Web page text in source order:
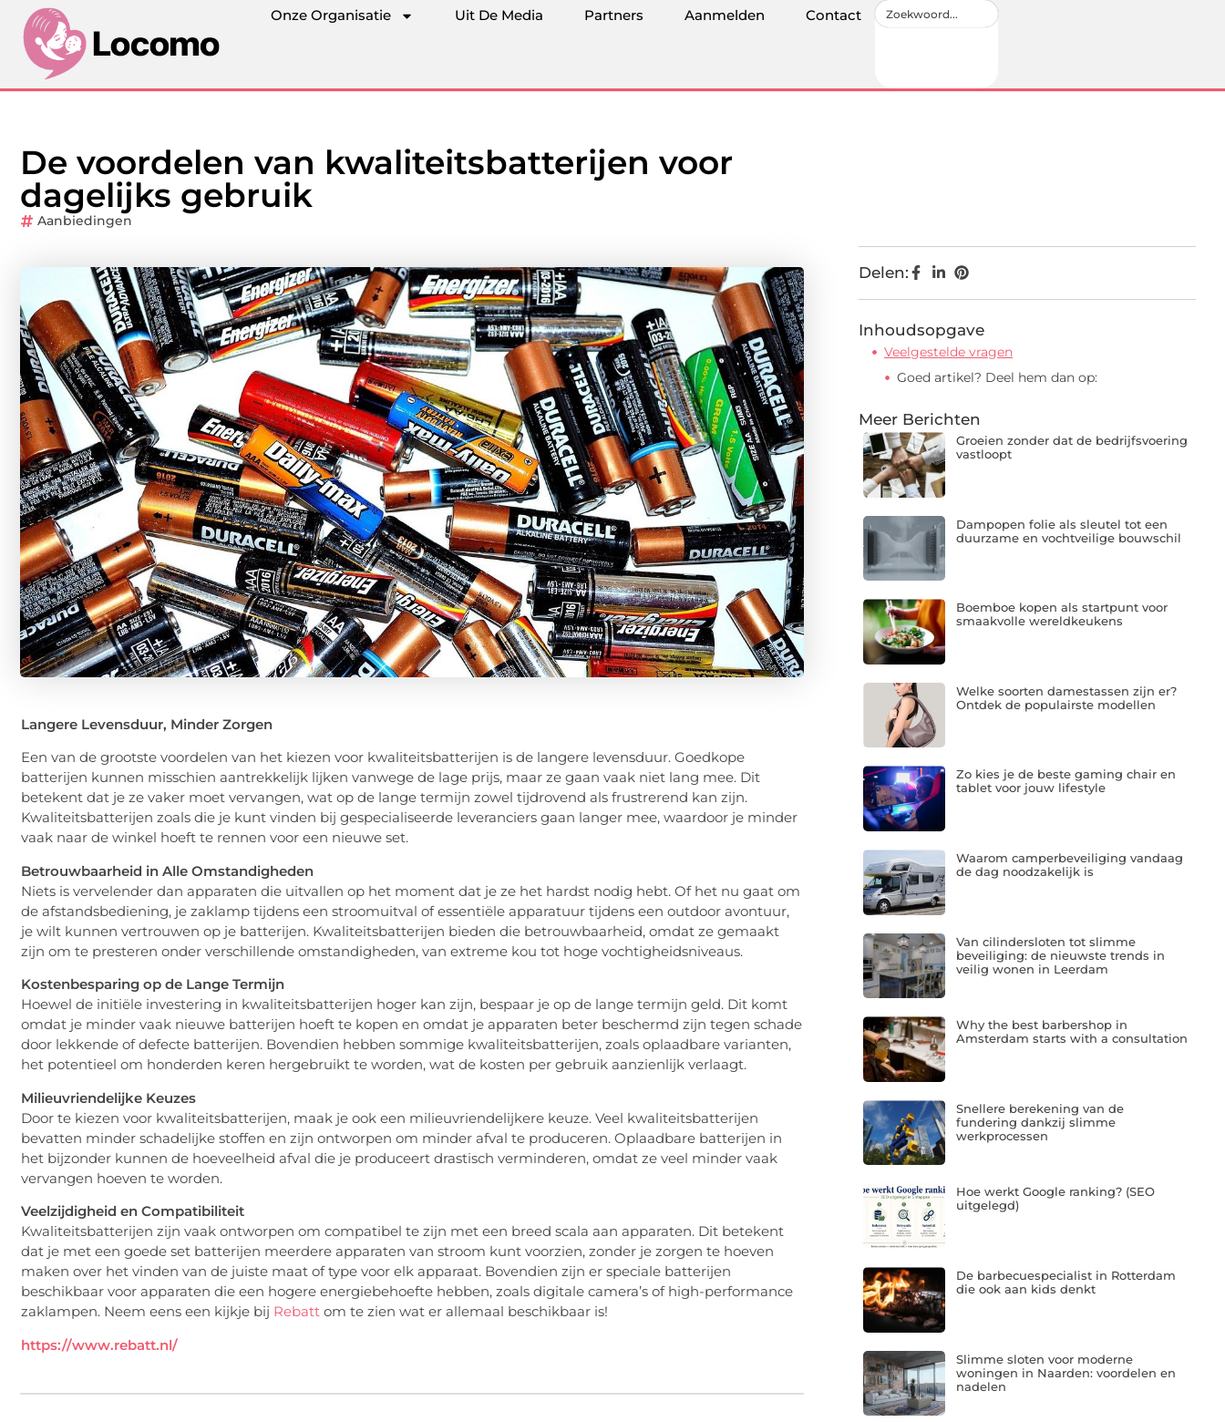
Onze Organisatie Uit De Media Partners Aanmelden Contact
De voordelen van kwaliteitsbatterijen voor
dagelijks gebruik
Aanbiedingen
Langere Levensduur, Minder Zorgen
Een van de grootste voordelen van het kiezen voor kwaliteitsbatterijen is de langere levensduur. Goedkope
batterijen kunnen misschien aantrekkelijk lijken vanwege de lage prijs, maar ze gaan vaak niet lang mee. Dit
betekent dat je ze vaker moet vervangen, wat op de lange termijn zowel tijdrovend als frustrerend kan zijn.
Kwaliteitsbatterijen zoals die je kunt vinden bij gespecialiseerde leveranciers gaan langer mee, waardoor je minder
vaak naar de winkel hoeft te rennen voor een nieuwe set.
Betrouwbaarheid in Alle Omstandigheden
Niets is vervelender dan apparaten die uitvallen op het moment dat je ze het hardst nodig hebt. Of het nu gaat om
de afstandsbediening, je zaklamp tijdens een stroomuitval of essentiële apparatuur tijdens een outdoor avontuur,
je wilt kunnen vertrouwen op je batterijen. Kwaliteitsbatterijen bieden die betrouwbaarheid, omdat ze gemaakt
zijn om te presteren onder verschillende omstandigheden, van extreme kou tot hoge vochtigheidsniveaus.
Kostenbesparing op de Lange Termijn
Hoewel de initiële investering in kwaliteitsbatterijen hoger kan zijn, bespaar je op de lange termijn geld. Dit komt
omdat je minder vaak nieuwe batterijen hoeft te kopen en omdat je apparaten beter beschermd zijn tegen schade
door lekkende of defecte batterijen. Bovendien hebben sommige kwaliteitsbatterijen, zoals oplaadbare varianten,
het potentieel om honderden keren hergebruikt te worden, wat de kosten per gebruik aanzienlijk verlaagt.
Milieuvriendelijke Keuzes
Door te kiezen voor kwaliteitsbatterijen, maak je ook een milieuvriendelijkere keuze. Veel kwaliteitsbatterijen
bevatten minder schadelijke stoffen en zijn ontworpen om minder afval te produceren. Oplaadbare batterijen in
het bijzonder kunnen de hoeveelheid afval die je produceert drastisch verminderen, omdat ze veel minder vaak
vervangen hoeven te worden.
Veelzijdigheid en Compatibiliteit
Kwaliteitsbatterijen zijn vaak ontworpen om compatibel te zijn met een breed scala aan apparaten. Dit betekent
dat je met een goede set batterijen meerdere apparaten van stroom kunt voorzien, zonder je zorgen te hoeven
maken over het vinden van de juiste maat of type voor elk apparaat. Bovendien zijn er speciale batterijen
beschikbaar voor apparaten die een hogere energiebehoefte hebben, zoals digitale camera’s of high-performance
zaklampen. Neem eens een kijkje bij Rebatt om te zien wat er allemaal beschikbaar is!
https://www.rebatt.nl/
Delen:
Inhoudsopgave
Veelgestelde vragen
Goed artikel? Deel hem dan op:
Meer Berichten
Groeien zonder dat de bedrijfsvoering
vastloopt
Dampopen folie als sleutel tot een
duurzame en vochtveilige bouwschil
Boemboe kopen als startpunt voor
smaakvolle wereldkeukens
Welke soorten damestassen zijn er?
Ontdek de populairste modellen
Zo kies je de beste gaming chair en
tablet voor jouw lifestyle
Waarom camperbeveiliging vandaag
de dag noodzakelijk is
Van cilindersloten tot slimme
beveiliging: de nieuwste trends in
veilig wonen in Leerdam
Why the best barbershop in
Amsterdam starts with a consultation
Snellere berekening van de
fundering dankzij slimme
werkprocessen
Hoe werkt Google ranking? (SEO
uitgelegd)
De barbecuespecialist in Rotterdam
die ook aan kids denkt
Slimme sloten voor moderne
woningen in Naarden: voordelen en
nadelen